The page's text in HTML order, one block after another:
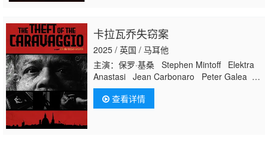
卡拉瓦乔失窃案
2025 / 英国 / 马耳他
主演：保罗·基桑 Stephen Mintoff Elektra
Anastasi Jean Carbonaro Peter Galea
Polly Highton Jeff C. Smith Robert Grose
Tiana Formosa Matteo Caruana Bond
Narcy Calamatta
查看详情